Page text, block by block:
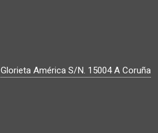
Glorieta América S/N. 15004A Coruña